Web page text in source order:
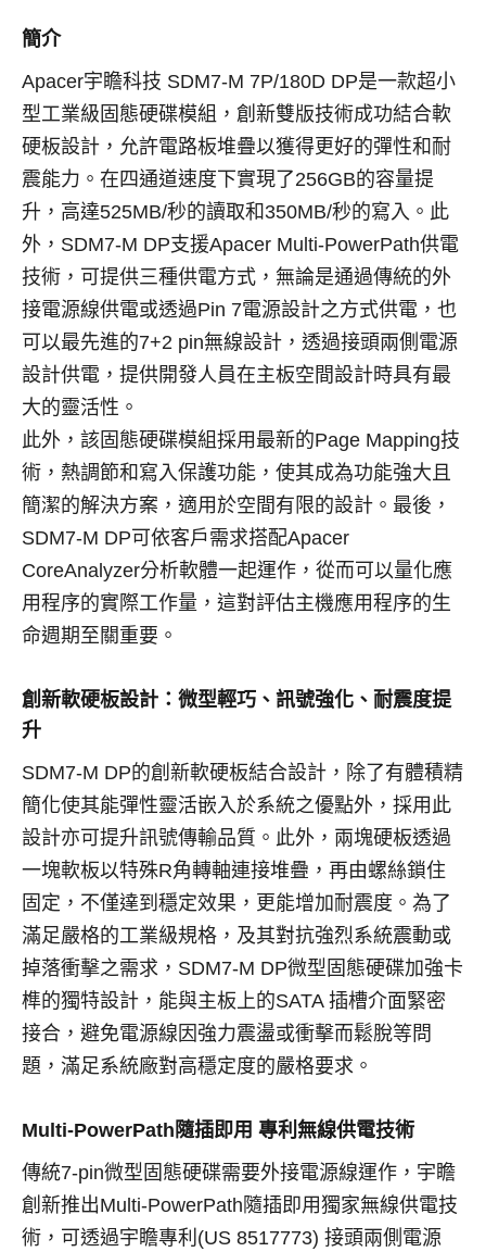
簡介
Apacer宇瞻科技 SDM7-M 7P/180D DP是一款超小
型工業級固態硬碟模組，創新雙版技術成功結合軟
硬板設計，允許電路板堆疊以獲得更好的彈性和耐
震能力。在四通道速度下實現了256GB的容量提
升，高達525MB/秒的讀取和350MB/秒的寫入。此
外，SDM7-M DP支援Apacer Multi-PowerPath供電
技術，可提供三種供電方式，無論是通過傳統的外
接電源線供電或透過Pin 7電源設計之方式供電，也
可以最先進的7+2 pin無線設計，透過接頭兩側電源
設計供電，提供開發人員在主板空間設計時具有最
大的靈活性。
此外，該固態硬碟模組採用最新的Page Mapping技
術，熱調節和寫入保護功能，使其成為功能強大且
簡潔的解決方案，適用於空間有限的設計。最後，
SDM7-M DP可依客戶需求搭配Apacer
CoreAnalyzer分析軟體一起運作，從而可以量化應
用程序的實際工作量，這對評估主機應用程序的生
命週期至關重要。
創新軟硬板設計：微型輕巧、訊號強化、耐震度提
升
SDM7-M DP的創新軟硬板結合設計，除了有體積精
簡化使其能彈性靈活嵌入於系統之優點外，採用此
設計亦可提升訊號傳輸品質。此外，兩塊硬板透過
一塊軟板以特殊R角轉軸連接堆疊，再由螺絲鎖住
固定，不僅達到穩定效果，更能增加耐震度。為了
滿足嚴格的工業級規格，及其對抗強烈系統震動或
掉落衝擊之需求，SDM7-M DP微型固態硬碟加強卡
榫的獨特設計，能與主板上的SATA 插槽介面緊密
接合，避免電源線因強力震盪或衝擊而鬆脫等問
題，滿足系統廠對高穩定度的嚴格要求。
Multi-PowerPath隨插即用 專利無線供電技術
傳統7-pin微型固態硬碟需要外接電源線運作，宇瞻
創新推出Multi-PowerPath隨插即用獨家無線供電技
術，可透過宇瞻專利(US 8517773) 接頭兩側電源